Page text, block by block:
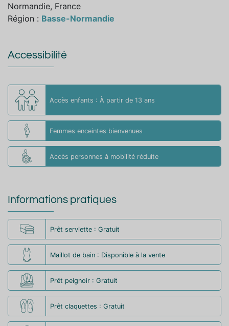
Normandie, France
Région : Basse-Normandie
Accessibilité
Accès enfants : À partir de 13 ans
Femmes enceintes bienvenues
Accès personnes à mobilité réduite
Informations pratiques
Prêt serviette : Gratuit
Maillot de bain : Disponible à la vente
Prêt peignoir : Gratuit
Prêt claquettes : Gratuit